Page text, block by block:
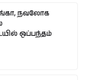
நவலோக
ஒப்பந்தம்